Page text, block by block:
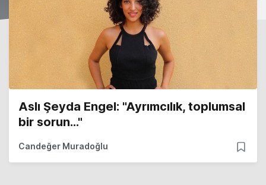
Aslı Şeyda Engel: "Ayrımcılık, toplumsal
bir sorun..."
Candeğer Muradoğlu